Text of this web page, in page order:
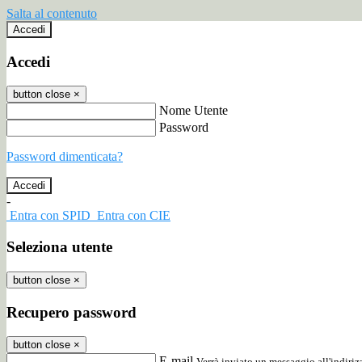
Salta al contenuto
Accedi
Accedi
button close ×
Nome Utente
Password
Password dimenticata?
-
Entra con SPID Entra con CIE
Seleziona utente
button close ×
Recupero password
button close ×